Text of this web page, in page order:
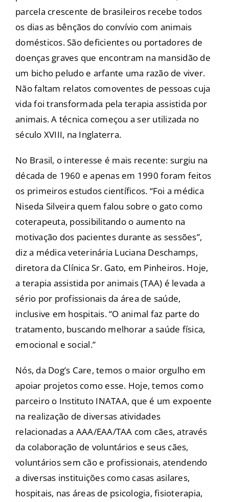
parcela crescente de brasileiros recebe todos
os dias as bênçãos do convívio com animais
domésticos. São deficientes ou portadores de
doenças graves que encontram na mansidão de
um bicho peludo e arfante uma razão de viver.
Não faltam relatos comoventes de pessoas cuja
vida foi transformada pela terapia assistida por
animais. A técnica começou a ser utilizada no
século XVIII, na Inglaterra.
No Brasil, o interesse é mais recente: surgiu na
década de 1960 e apenas em 1990 foram feitos
os primeiros estudos científicos. “Foi a médica
Niseda Silveira quem falou sobre o gato como
coterapeuta, possibilitando o aumento na
motivação dos pacientes durante as sessões”,
diz a médica veterinária Luciana Deschamps,
diretora da Clínica Sr. Gato, em Pinheiros. Hoje,
a terapia assistida por animais (TAA) é levada a
sério por profissionais da área de saúde,
inclusive em hospitais. “O animal faz parte do
tratamento, buscando melhorar a saúde física,
emocional e social.”
Nós, da Dog’s Care, temos o maior orgulho em
apoiar projetos como esse. Hoje, temos como
parceiro o Instituto INATAA, que é um expoente
na realização de diversas atividades
relacionadas a AAA/EAA/TAA com cães, através
da colaboração de voluntários e seus cães,
voluntários sem cão e profissionais, atendendo
a diversas instituições como casas asilares,
hospitais, nas áreas de psicologia, fisioterapia,